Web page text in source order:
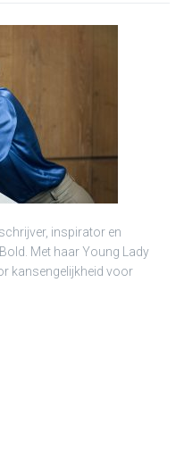
inspirator en
Met haar Young Lady
kansengelijkheid voor